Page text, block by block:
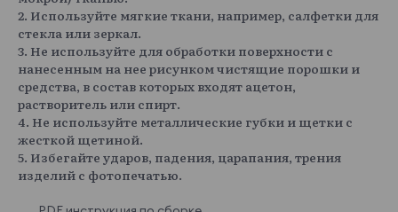
2. Используйте мягкие ткани, например, салфетки для
стекла или зеркал.
3. Не используйте для обработки поверхности с
нанесенным на нее рисунком чистящие порошки и
средства, в состав которых входят ацетон,
растворитель или спирт.
4. Не используйте металлические губки и щетки с
жесткой щетиной.
5. Избегайте ударов, падения, царапания, трения
изделий с фотопечатью.